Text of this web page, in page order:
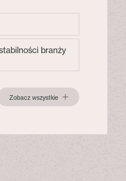
branży
Zobacz wszystkie